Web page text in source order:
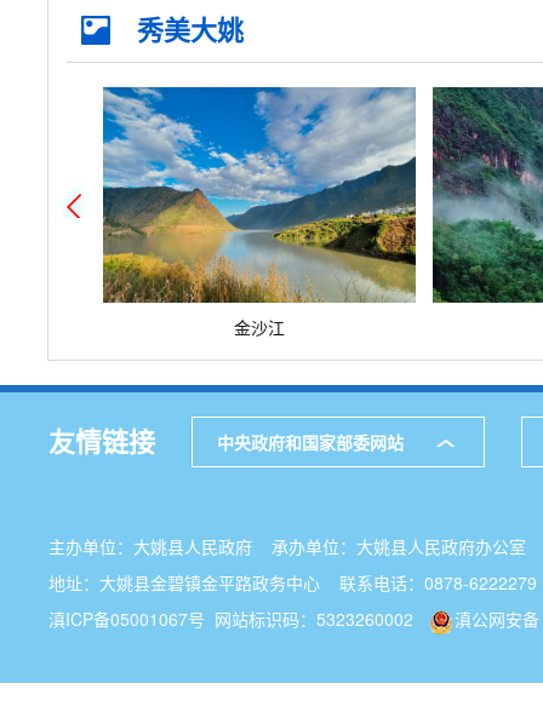
准营准办
环保绿化 公用事业 死亡殡葬
秀美大姚
金沙江
友情链接 中央政府和国家部委网站
主办单位：大姚县人民政府 承办单位：大姚县人民政府办公
地址：大姚县金碧镇金平路政务中心 联系电话：0878-6222279
滇ICP备05001067号 网站标识码：5323260002 滇公网安